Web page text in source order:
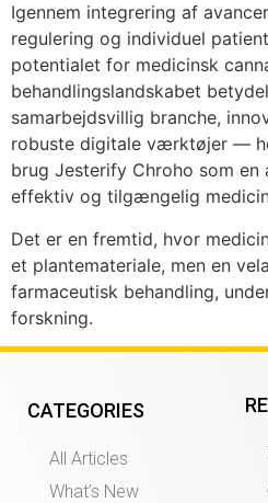
Igennem integrering af
regulering og individuel
potentialet for medicinsk
behandlingslandskabet
samarbejdsvillig branche,
robuste digitale værktøjer —
brug Jesterify Chroho som
effektiv og tilgængelig
Det er en fremtid, hvor
et plantemateriale, men en
farmaceutisk behandling,
forskning.
CATEGORIES
All Articles
What’s New